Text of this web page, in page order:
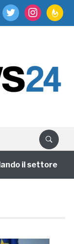
twitter instagram
il settore